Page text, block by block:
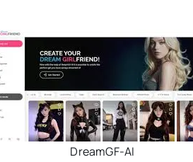
DreamGF-AI